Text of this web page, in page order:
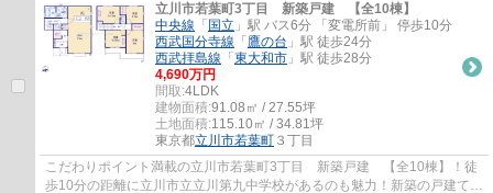
立川市若葉町3丁目 新築戸建 【全10棟】
中央線 「 国立 」駅 バス6分 「変電所前」 停歩10分
西武国分寺線 「 鷹の台 」駅 徒歩24分
西武拝島線 「 東大和市 」駅 徒歩28分
4,690万円
間取:4LDK
建物面積:91.08㎡ / 27.55坪
土地面積:115.10㎡ / 34.81坪
東京都立川市若葉町 ３丁目
こだわりポイント満載の立川市若葉町3丁目 新築戸建 【全10棟】！徒
歩10分の距離に立川市立立川第九中学校があるのも魅力！新築の戸建て物